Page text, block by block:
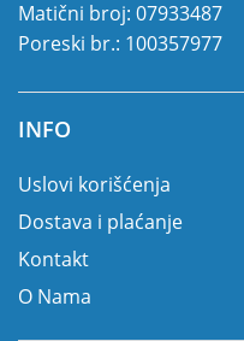
Matični broj: 07933487
Poreski br.: 100357977
INFO
Uslovi korišćenja
Dostava i plaćanje
Kontakt
O Nama